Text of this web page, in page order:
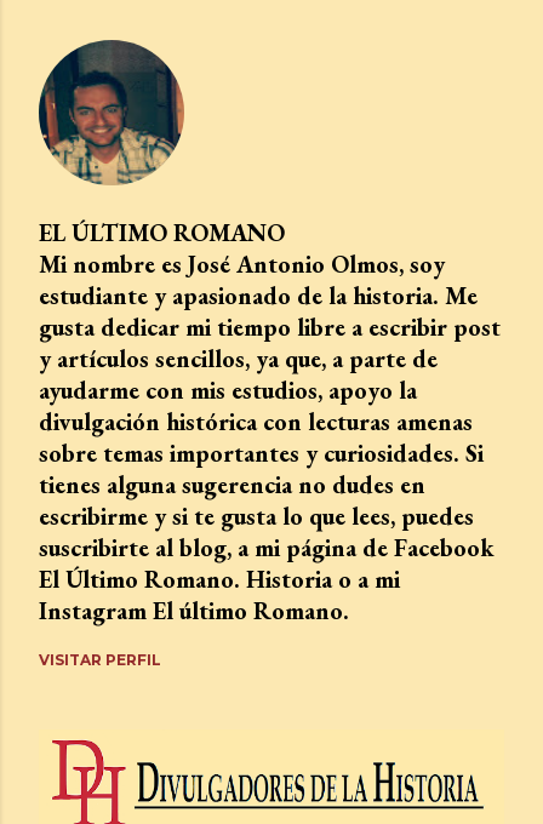
EL ÚLTIMO ROMANO
Mi nombre es José Antonio Olmos, soy
estudiante y apasionado de la historia. Me
gusta dedicar mi tiempo libre a escribir post
y artículos sencillos, ya que, a parte de
ayudarme con mis estudios, apoyo la
divulgación histórica con lecturas amenas
sobre temas importantes y curiosidades. Si
tienes alguna sugerencia no dudes en
escribirme y si te gusta lo que lees, puedes
suscribirte al blog, a mi página de Facebook
El Último Romano. Historia o a mi
Instagram El último Romano.
VISITAR PERFIL